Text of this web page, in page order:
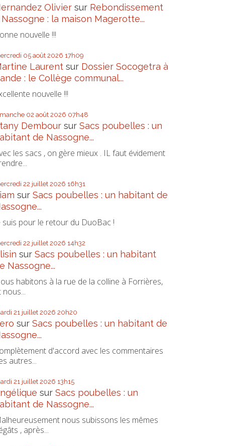
Olivier sur Rebondissement
Nassogne : la maison Magerotte...
nouvelle !!!
05 août 2026 17h09
Laurent sur Dossier Socogetra à
: le Collège communal...
nouvelle !!!
02 août 2026 07h48
Dembour surSacs poubelles : un
de Nassogne...
les sacs , on gère mieux . IL faut évidement
22 juillet 2026 16h31
surSacs poubelles : un habitant de
suis pour le retour du DuoBac !
22 juillet 2026 14h32
surSacs poubelles : un habitant
Nassogne...
habitons à la rue de la colline à Forrières,
nous...
21 juillet 2026 20h20
surSacs poubelles : un habitant de
d'accord avec les commentaires
autres...
21 juillet 2026 13h15
surSacs poubelles : un
de Nassogne...
nous subissons les mêmes
, après...